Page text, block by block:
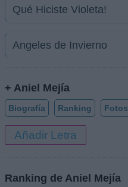
Qué Hiciste Violeta!
Angeles de Invierno
+ Aniel Mejía
Biografía Ranking Fotos
Añadir Letra
Ranking de Aniel Mejía